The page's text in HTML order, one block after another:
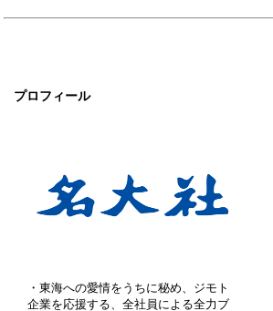
プロフィール
・東海への愛情をうちに秘め、ジモト
企業を応援する、全社員による全力ブ